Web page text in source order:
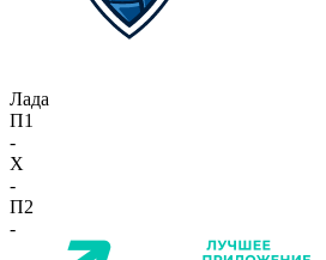
Лада
П1
-
X
-
П2
-